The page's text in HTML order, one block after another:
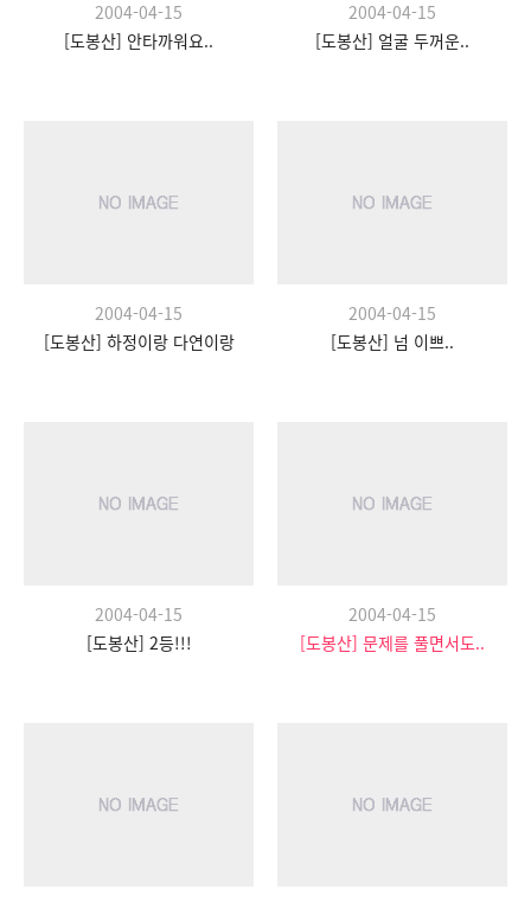
2004-04-15
[도봉산] 안타까워요..
2004-04-15
[도봉산] 얼굴 두꺼운..
2004-04-15
[도봉산] 하정이랑 다연이랑
2004-04-15
[도봉산] 넘 이쁘..
2004-04-15
[도봉산] 2등!!!
2004-04-15
[도봉산] 문제를 풀면서도..